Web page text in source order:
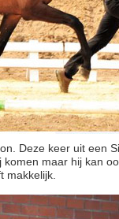
Deze keer uit een
komen maar hij kan
makkelijk.